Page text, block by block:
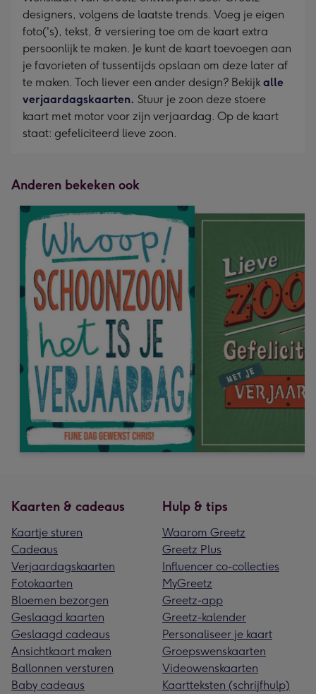
designers, volgens de laatste trends. Voeg je eigen
foto('s), tekst, & versiering toe om de kaart extra
persoonlijk te maken. Je kunt de kaart toevoegen aan
je favorieten of tussentijds opslaan om deze later af
te maken. Toch liever een ander design? Bekijk alle
verjaardagskaarten. Stuur je zoon deze stoere
kaart met motor voor zijn verjaardag. Op de kaart
staat: gefeliciteerd lieve zoon.
Anderen bekeken ook
Kaarten & cadeaus
Kaartje sturen
Cadeaus
Verjaardagskaarten
Fotokaarten
Bloemen bezorgen
Geslaagd kaarten
Geslaagd cadeaus
Ansichtkaart maken
Ballonnen versturen
Baby cadeaus
Hulp & tips
Waarom Greetz
Greetz Plus
Influencer co-collecties
MyGreetz
Greetz-app
Greetz-kalender
Personaliseer je kaart
Groepswenskaarten
Videowenskaarten
Kaartteksten (schrijfhulp)